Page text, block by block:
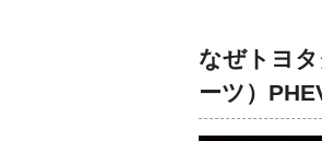
なぜトヨ
ーツ）